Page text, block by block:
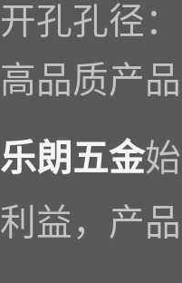
开孔孔径
高品质产
乐朗五金
利益，产